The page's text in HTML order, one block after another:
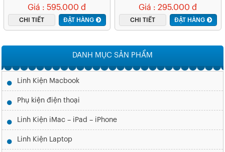
G551JK
Giá : 595.000 đ
CHI TIẾT ĐẶT HÀNG
Giá : 295.000 đ
CHI TIẾT ĐẶT HÀNG
DANH MỤC SẢN PHẨM
Linh Kiện Macbook
Phụ kiện điện thoại
Linh Kiện iMac – iPad – iPhone
Linh Kiện Laptop